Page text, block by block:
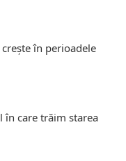
în perioadele
în care trăim starea